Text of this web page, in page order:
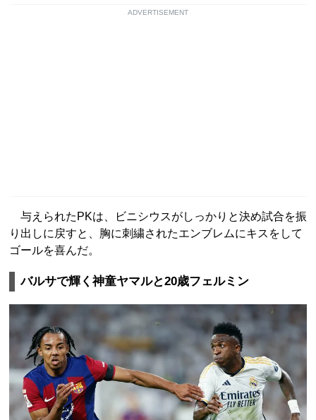
ADVERTISEMENT
与えられたPKは、ビニシウスがしっかりと決め試合を振
り出しに戻すと、胸に刺繍されたエンブレムにキスをして
ゴールを喜んだ。
バルサで輝く神童ヤマルと20歳フェルミン